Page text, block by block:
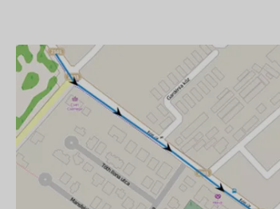
le trácht sonraí, ach oibríonn an fheidhm
an gléas gan bhriseadh, tá gá le nasc
Is féidir na suíomhanna agus na
bith ar domhan.